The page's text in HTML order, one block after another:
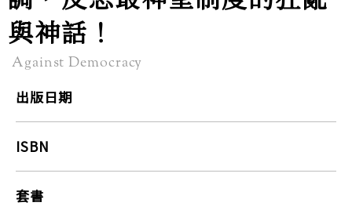
與神話！
Against Democracy
出版日期
ISBN
套書